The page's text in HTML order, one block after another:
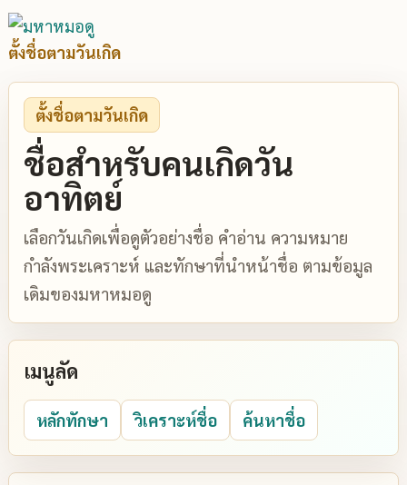
ตั้งชื่อตามวันเกิด
ตั้งชื่อตามวันเกิด
ชื่อสำหรับคนเกิดวัน
อาทิตย์
เลือกวันเกิดเพื่อดูตัวอย่างชื่อ คำอ่าน ความหมาย
กำลังพระเคราะห์ และทักษาที่นำหน้าชื่อ ตามข้อมูล
เดิมของมหาหมอดู
เมนูลัด
หลักทักษา วิเคราะห์ชื่อ ค้นหาชื่อ